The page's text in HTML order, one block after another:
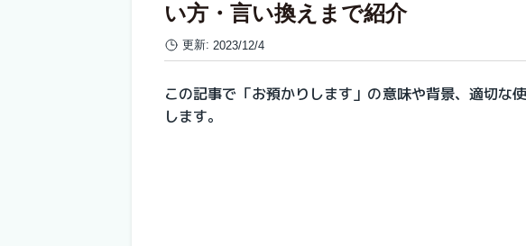
い方・言い換えまで紹介
更新: 2023/12/4
この記事で「お預かりします」の意味や背景、適切な
します。